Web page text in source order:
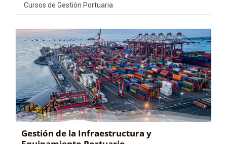
Categoría de cursos
Cursos de Gestión Portuaria
Gestión de la Infraestructura y